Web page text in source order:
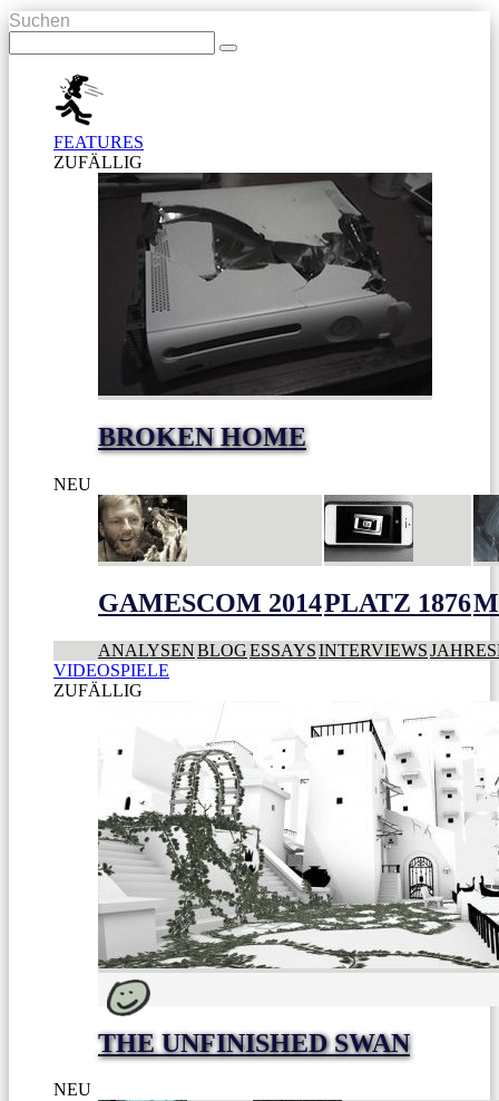
Suchen
FEATURES
ZUFÄLLIG
BROKEN HOME
NEU
GAMESCOM 2014PLATZ 1876
ANALYSENBLOGESSAYSINTERVIEWS
VIDEOSPIELE
ZUFÄLLIG
THE UNFINISHED SWAN
NEU